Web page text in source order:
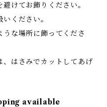
けてお飾りください。
ください。
な場所に飾ってくださ
はさみでカットしてあげ
available